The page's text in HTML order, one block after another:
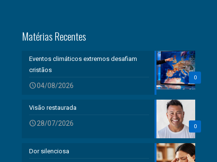
Matérias Recentes
0
Eventos climáticos extremos desafiam
cristãos
04/08/2026
0
Visão restaurada
28/07/2026
Dor silenciosa